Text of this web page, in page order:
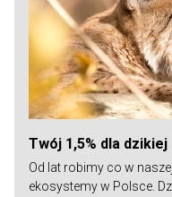
Twój 1,5% dla
Od lat robimy co w
ekosystemy w Polsce.